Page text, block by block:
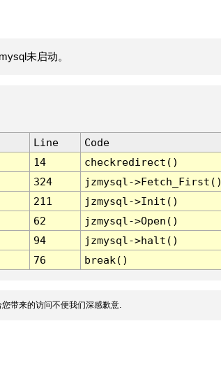
未启动。
Line
Code
14
checkredirect()
324
jzmysql-
211
jzmysql->Init()
62
jzmysql->Open()
94
jzmysql->halt()
76 break()
带来的访问不便我们深感歉意.